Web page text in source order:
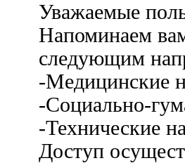
Уважаемые
Напоминаем
следующим
-Медицинские
-Социально-
-Технические
Доступ